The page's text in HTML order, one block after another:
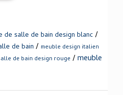
de salle de bain design blanc /
de bain / meuble design italien
de bain design rouge /meuble